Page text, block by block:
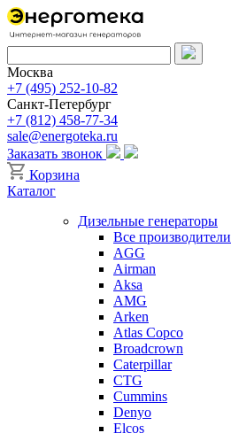
Москва
+7 (495) 252-10-82
Санкт-Петербург
+7 (812) 458-77-34
sale@energoteka.ru
Заказать звонок
Корзина
Каталог
Дизельные генераторы
Все производители
AGG
Airman
Aksa
AMG
Arken
Atlas Copco
Broadcrown
Caterpillar
CTG
Cummins
Denyo
Elcos